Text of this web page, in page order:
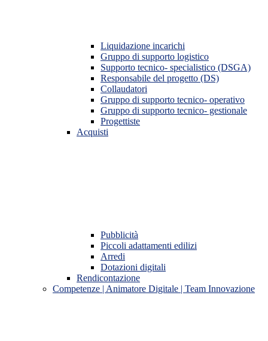
Liquidazione incarichi
Gruppo di supporto logistico
Supporto tecnico- specialistico (DSGA)
Responsabile del progetto (DS)
Collaudatori
Gruppo di supporto tecnico- operativo
Gruppo di supporto tecnico- gestionale
Progettiste
Acquisti
Pubblicità
Piccoli adattamenti edilizi
Arredi
Dotazioni digitali
Rendicontazione
Competenze | Animatore Digitale | Team Innovazione